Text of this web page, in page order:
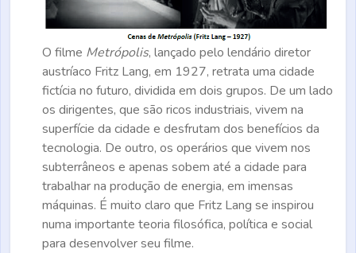
O filme Metrópolis, lançado pelo lendário diretor
austríaco Fritz Lang, em 1927, retrata uma cidade
fictícia no futuro, dividida em dois grupos. De um lado
os dirigentes, que são ricos industriais, vivem na
superfície da cidade e desfrutam dos benefícios da
tecnologia. De outro, os operários que vivem nos
subterrâneos e apenas sobem até a cidade para
trabalhar na produção de energia, em imensas
máquinas. É muito claro que Fritz Lang se inspirou
numa importante teoria filosófica, política e social
para desenvolver seu filme.